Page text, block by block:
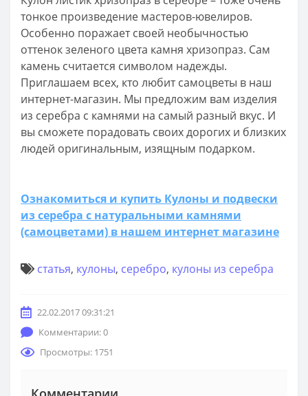
тонкое произведение мастеров-ювелиров.
Особенно поражает своей необычностью
оттенок зеленого цвета камня хризопраз. Сам
камень считается символом надежды.
Приглашаем всех, кто любит самоцветы в наш
интернет-магазин. Мы предложим вам изделия
из серебра с камнями на самый разный вкус. И
вы сможете порадовать своих дорогих и близких
людей оригинальным, изящным подарком.
Ознакомиться и купить Кулоны и подвески
из серебра с натуральными камнями
(самоцветами) в нашем интернет магазине
статья, кулоны, серебро, кулоны из серебра
22.02.2017 09:31:21
Комментарии: 0
Просмотры: 1751